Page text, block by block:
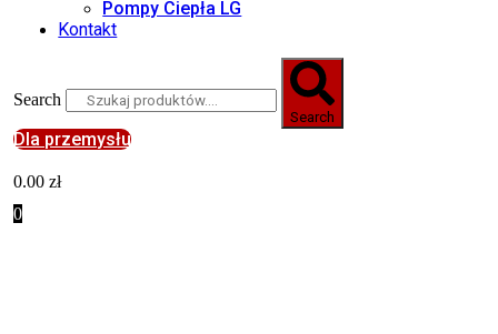
Pompy Ciepła LG
Kontakt
Search
Search
Dla przemysłu
0.00zł
0